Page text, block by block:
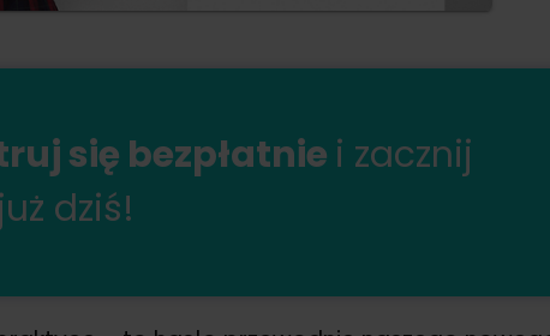
się bezpłatnie i zacznij
dziś!